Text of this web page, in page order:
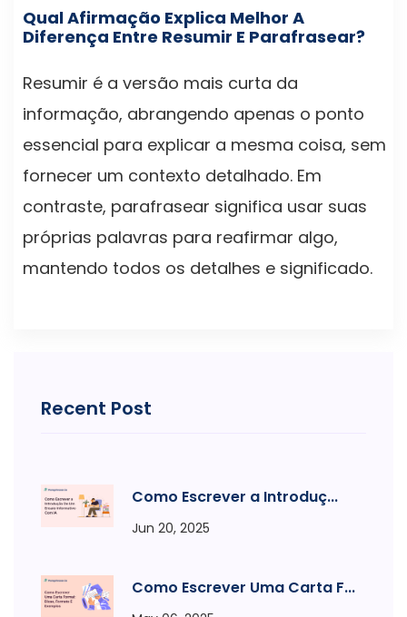
Qual Afirmação Explica Melhor A
Diferença Entre Resumir E Parafrasear?
Resumir é a versão mais curta da
informação, abrangendo apenas o ponto
essencial para explicar a mesma coisa, sem
fornecer um contexto detalhado. Em
contraste, parafrasear significa usar suas
próprias palavras para reafirmar algo,
mantendo todos os detalhes e significado.
Recent Post
Como Escrever a Introduç...
Jun 20, 2025
Como Escrever Uma Carta F...